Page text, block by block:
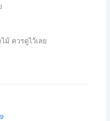
ม้ ควรดูไว้เลย